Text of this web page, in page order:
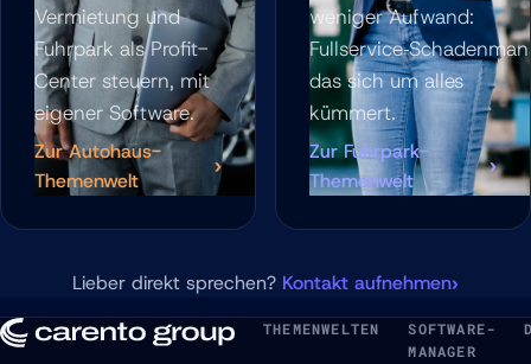
Vermietung und
Fuhrpark als Profit-
Center steuern, mit
eigener Software.
Zur Autohaus-
Themenwelt
weniger Aufwand:
das sich um alles
kümmert.
Zur Fuhrpark-
Themenwelt
Lieber direkt sprechen? Kontakt aufnehmen
THEMENWELTEN
SOFTWARE-
MANAGER